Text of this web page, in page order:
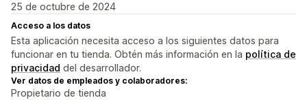
25 de octubre de 2024
Acceso a los datos
Esta aplicación necesita acceso a los siguientes datos para
funcionar en tu tienda. Obtén más información en la política de
privacidad del desarrollador.
Ver datos de empleados y colaboradores:
Propietario de tienda